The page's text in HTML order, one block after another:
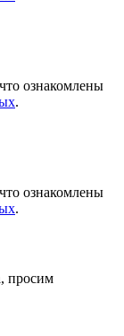
ознакомлены
.
ознакомлены
.
просим